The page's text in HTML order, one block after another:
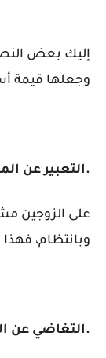
إليك بعض
وجعلها قيمة
.التعبير عن
على الزوجين
وبانتظام، فهذا
.التغاضي عن